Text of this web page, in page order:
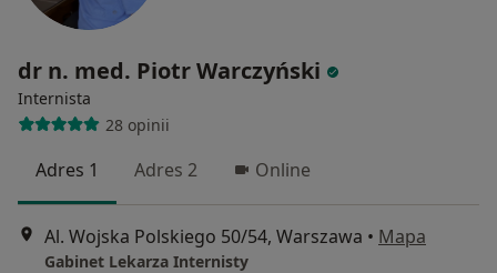
dr n. med. Piotr Warczyński
Internista
28 opinii
Adres 1 Adres 2 Online
Al. Wojska Polskiego 50/54, Warszawa • Mapa
Gabinet Lekarza Internisty